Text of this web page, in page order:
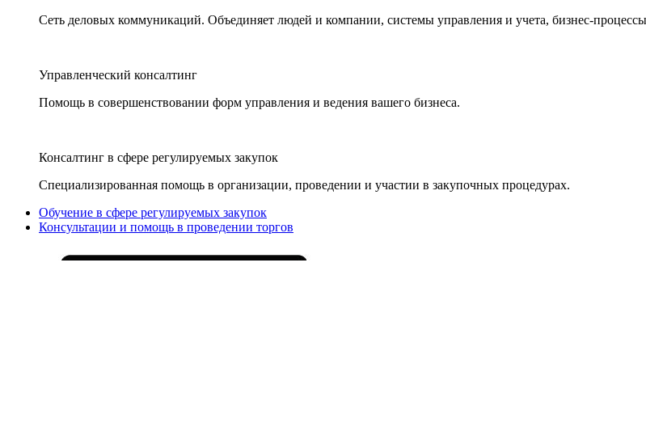
Сеть деловых коммуникаций. Объединяет людей и компании, системы управления и учета, бизнес-
Управленческий консалтинг
Помощь в совершенствовании форм управления и ведения вашего бизнеса.
Консалтинг в сфере регулируемых закупок
Специализированная помощь в организации, проведении и участии в закупочных процедурах.
Обучение в сфере регулируемых закупок
Консультации и помощь в проведении торгов